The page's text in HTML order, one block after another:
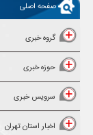
صفحه اصلی
گروه خبری
حوزه خبری
سرویس خبری
اخبار استان تهران